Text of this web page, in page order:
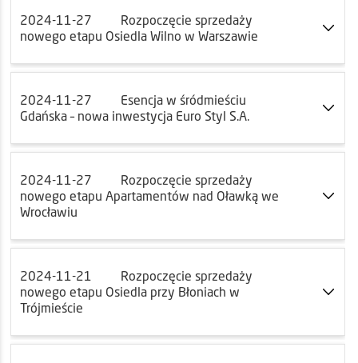
2024-11-27
Rozpoczęcie sprzedaży
nowego etapu Osiedla Wilno w Warszawie
2024-11-27
Esencja w śródmieściu
Gdańska – nowa inwestycja Euro Styl S.A.
2024-11-27
Rozpoczęcie sprzedaży
nowego etapu Apartamentów nad Oławką we
Wrocławiu
2024-11-21
Rozpoczęcie sprzedaży
nowego etapu Osiedla przy Błoniach w
Trójmieście